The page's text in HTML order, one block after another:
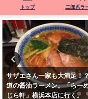
トップ 二郎系ラ
サザエさん一家も大満足！
道の醤油ラーメン。「らー
じら軒」横浜本店に行く。